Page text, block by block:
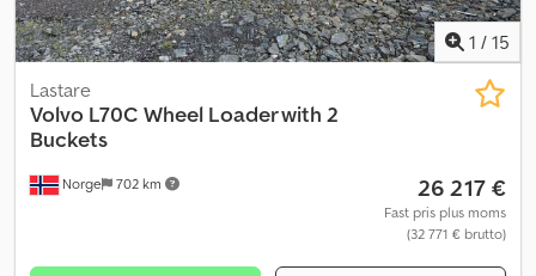
1 / 15
Norge 702 km
Lastare
Volvo L70C Wheel Loader with 2
Buckets
26 217 €
Fast pris plus moms
(32 771 € brutto)